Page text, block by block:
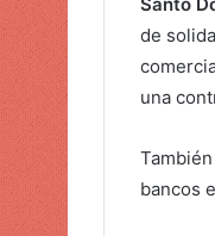
de
una
También
bancos